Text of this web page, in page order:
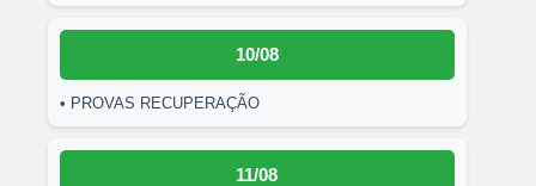
10/08
• PROVAS RECUPERAÇÃO
11/08